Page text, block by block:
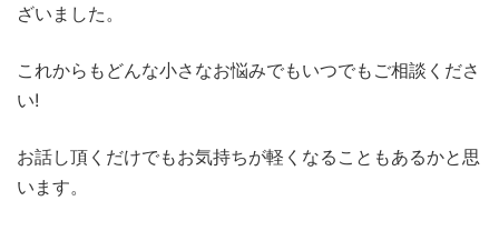
ざいました。
これからもどんな小さなお悩みでもいつでもご相談くださ
い!
お話し頂くだけでもお気持ちが軽くなることもあるかと思
います。